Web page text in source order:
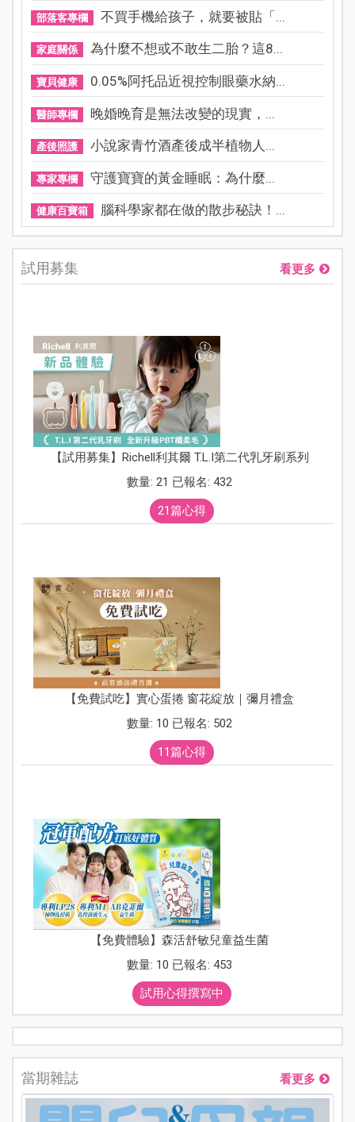
部落客專欄 不買手機給孩子，就要被貼「...
家庭關係 為什麼不想或不敢生二胎？這8...
寶貝健康 0.05%阿托品近視控制眼藥水納...
醫師專欄 晚婚晚育是無法改變的現實，...
產後照護 小說家青竹酒產後成半植物人...
專家專欄 守護寶寶的黃金睡眠：為什麼...
健康百寶箱 腦科學家都在做的散步秘訣！...
試用募集 看更多
【試用募集】Richell利其爾 T.L.I第二代乳牙刷系列
數量: 21 已報名: 432
21篇心得
【免費試吃】實心蛋捲 窗花綻放｜彌月禮盒
數量: 10 已報名: 502
11篇心得
【免費體驗】森活舒敏兒童益生菌
數量: 10 已報名: 453
試用心得撰寫中
當期雜誌 看更多